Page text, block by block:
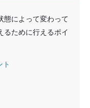
態によって変わって
るために行えるポイ
ト